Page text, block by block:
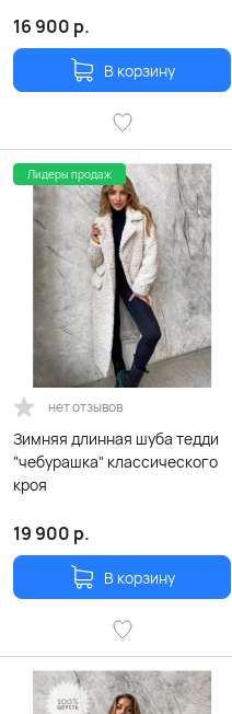
16 900 р.
В корзину
Лидеры продаж
нет отзывов
Зимняя длинная шуба тедди
"чебурашка" классического
кроя
19 900 р.
В корзину